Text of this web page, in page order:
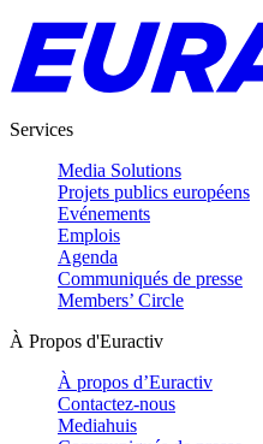
Services
Media Solutions
Projets publics européens
Evénements
Emplois
Agenda
Communiqués de presse
Members’ Circle
À Propos d'Euractiv
À propos d’Euractiv
Contactez-nous
Mediahuis